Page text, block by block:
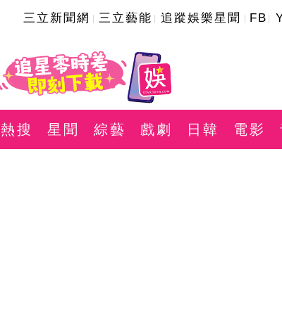
三立新聞網 三立藝能 追蹤娛樂星聞 FB
熱搜 星聞 綜藝 戲劇 日韓 電影